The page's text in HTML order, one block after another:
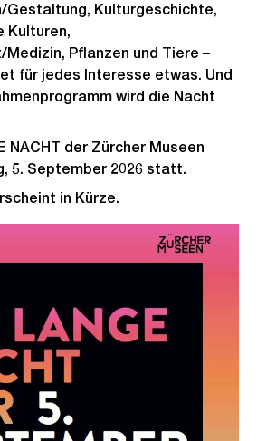
Kulturgeschichte,
Kulturen,
Pflanzen und Tiere –
für jedes Interesse etwas. Und
wird die Nacht
NACHT der Zürcher Museen
5. September 2026 statt.
in Kürze.